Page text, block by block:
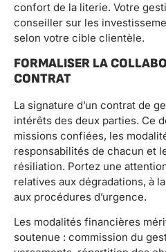
confort de la literie. Votre
conseiller sur les
selon votre cible clientèle.
FORMALISER LA
CONTRAT
La signature d’un contrat de
intérêts des deux parties. Ce
missions confiées, les
responsabilités de chacun et
résiliation. Portez une
relatives aux dégradations, à
aux procédures d’urgence.
Les modalités financières
soutenue : commission du